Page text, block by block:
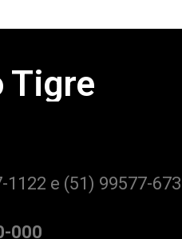
Tigre
1122 e (51) 99577-
000